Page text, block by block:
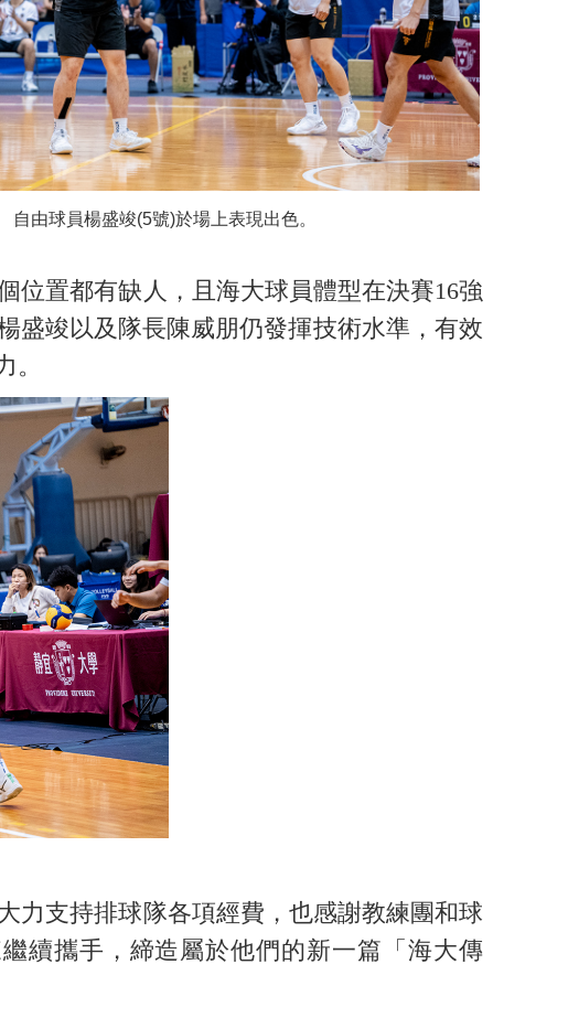
自由球員楊盛竣(5號)於場上表現出色。
置都有缺人，且海大球員體型在決賽16強
盛竣以及隊長陳威朋仍發揮技術水準，有效
力支持排球隊各項經費，也感謝教練團和球
續攜手，締造屬於他們的新一篇「海大傳